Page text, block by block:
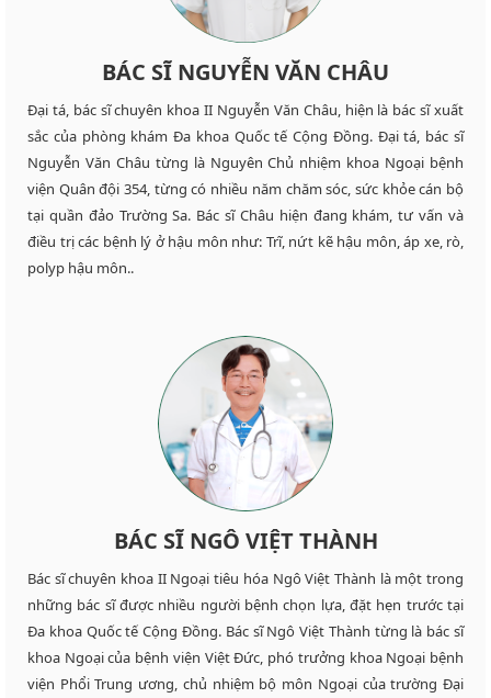
BÁC SĨ NGUYỄN VĂN CHÂU
Đại tá, bác sĩ chuyên khoa II Nguyễn Văn Châu, hiện là bác sĩ xuất
sắc của phòng khám Đa khoa Quốc tế Cộng Đồng. Đại tá, bác sĩ
Nguyễn Văn Châu từng là Nguyên Chủ nhiệm khoa Ngoại bệnh
viện Quân đội 354, từng có nhiều năm chăm sóc, sức khỏe cán bộ
tại quần đảo Trường Sa. Bác sĩ Châu hiện đang khám, tư vấn và
điều trị các bệnh lý ở hậu môn như: Trĩ, nứt kẽ hậu môn, áp xe, rò,
polyp hậu môn..
BÁC SĨ NGÔ VIỆT THÀNH
Bác sĩ chuyên khoa II Ngoại tiêu hóa Ngô Việt Thành là một trong
những bác sĩ được nhiều người bệnh chọn lựa, đặt hẹn trước tại
Đa khoa Quốc tế Cộng Đồng. Bác sĩ Ngô Việt Thành từng là bác sĩ
khoa Ngoại của bệnh viện Việt Đức, phó trưởng khoa Ngoại bệnh
viện Phổi Trung ương, chủ nhiệm bộ môn Ngoại của trường Đại